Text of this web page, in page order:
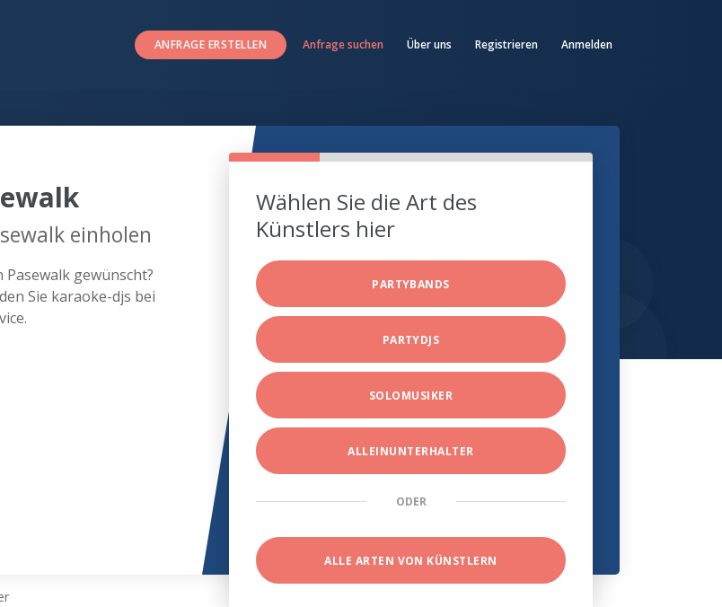
ANFRAGE ERSTELLEN Anfrage suchen Über uns Registrieren Anmelden
einholen
gewünscht?
Sie karaoke-djs bei
Wählen Sie die Art des
Künstlers hier
PARTYBANDS
PARTYDJS
SOLOMUSIKER
ALLEINUNTERHALTER
ODER
ALLE ARTEN VON KÜNSTLERN